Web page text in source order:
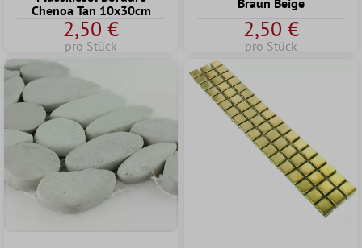
Chenoa Tan 10x30cm
2,50 €
pro Stück
Braun Beige
2,50 €
pro Stück